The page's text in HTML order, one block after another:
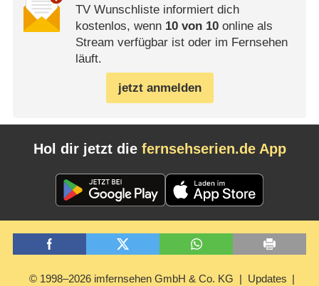
TV Wunschliste informiert dich
kostenlos, wenn 10 von 10online als
Stream verfügbar ist oder im Fernsehen
läuft.
jetzt anmelden
Hol dir jetzt die fernsehserien.de App
© 1998–2026 imfernsehen GmbH & Co. KG Updates